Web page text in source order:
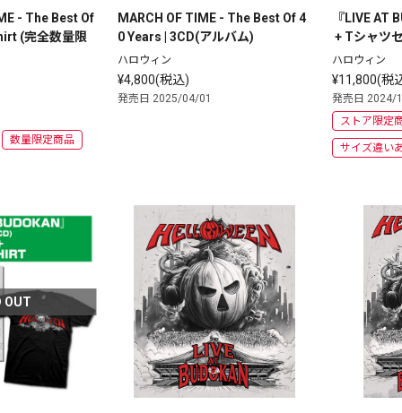
- The Best Of
(完全数量限
数量限定商品
MARCH OF TIME - The Best Of 4
0 Years | 3CD(アルバム)
ハロウィン
¥4,800(税込)
発売日 2025/04/01
『LIVE AT
+ Tシャツ
ハロウィン
¥11,800(税
発売日 2024/
ストア限定
サイズ違い
OUT